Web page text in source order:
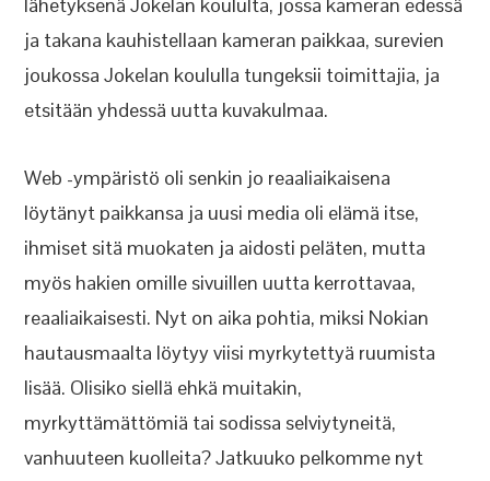
ja takana kauhistellaan kameran paikkaa, surevien
joukossa Jokelan koululla tungeksii toimittajia, ja
etsitään yhdessä uutta kuvakulmaa.
Web -ympäristö oli senkin jo reaaliaikaisena
löytänyt paikkansa ja uusi media oli elämä itse,
ihmiset sitä muokaten ja aidosti peläten, mutta
myös hakien omille sivuillen uutta kerrottavaa,
reaaliaikaisesti. Nyt on aika pohtia, miksi Nokian
hautausmaalta löytyy viisi myrkytettyä ruumista
lisää. Olisiko siellä ehkä muitakin,
myrkyttämättömiä tai sodissa selviytyneitä,
vanhuuteen kuolleita? Jatkuuko pelkomme nyt